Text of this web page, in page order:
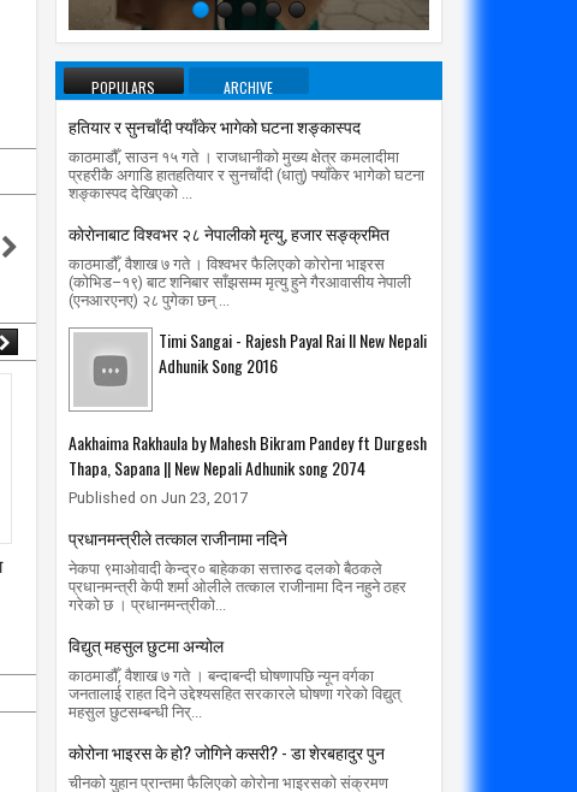
Apr
विद्युत् महसुल छुटमा अन्योल
radiomakalu.com.np 4/19/2020
काेराेनाबाट विश्वभर २८ नेपालीको मृत्यु,
सङ्क्रमित
POPULARS ARCHIVE
हतियार र सुनचाँदी फ्याँकेर भागेको घटना शङ्कास्पद
काठमाडौँ, साउन १५ गते । राजधानीको मुख्य क्षेत्र कमलादीमा
प्रहरीकै अगाडि हातहतियार र सुनचाँदी (धातु) फ्याँकेर भागेको घटना
शङ्कास्पद देखिएको ...
काेराेनाबाट विश्वभर २८ नेपालीको मृत्यु, हजार सङ्क्रमित
काठमाडौँ, वैशाख ७ गते । विश्वभर फैलिएको कोरोना भाइरस
(कोभिड–१९) बाट शनिबार साँझसम्म मृत्यु हुने गैरआवासीय नेपाली
(एनआरएनए) २८ पुगेका छन् ...
Timi Sangai - Rajesh Payal Rai ll New Nepali
Adhunik Song 2016
Aakhaima Rakhaula by Mahesh Bikram Pandey ft Durgesh
Thapa, Sapana || New Nepali Adhunik song 2074
Published on Jun 23, 2017
प्रधानमन्त्रीले तत्काल राजीनामा नदिने
नेकपा ९माओवादी केन्द्र० बाहेकका सत्तारुढ दलको बैठकले
प्रधानमन्त्री केपी शर्मा ओलीले तत्काल राजीनामा दिन नहुने ठहर
गरेको छ । प्रधानमन्त्रीको...
विद्युत् महसुल छुटमा अन्योल
काठमाडौँ, वैशाख ७ गते । बन्दाबन्दी घोषणापछि न्यून वर्गका
जनतालाई राहत दिने उद्देश्यसहित सरकारले घोषणा गरेको विद्युत्
महसुल छुटसम्बन्धी निर्...
कोरोना भाइरस के हो? जोगिने कसरी? - डा शेरबहादुर पुन
चीनको युहान प्रान्तमा फैलिएको कोरोना भाइरसको संक्रमण